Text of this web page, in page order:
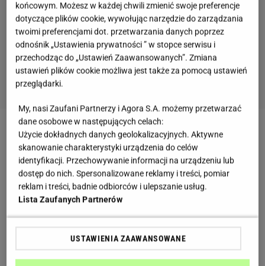
Quiz. Te aktorki znane są na całym świecie.
Kojarzysz ich nazwiska?
Wybraliśmy kadry z 15 polskich filmów.
Rozpoznasz tytuły tych produkcji?
Dzisiejszy copiątkowy quiz wiedzy nie zostawi na
tobie suchej nitki!
końcowym. Możesz w każdej chwili zmienić swoje preferencje
dotyczące plików cookie, wywołując narzędzie do zarządzania
twoimi preferencjami dot. przetwarzania danych poprzez
odnośnik „Ustawienia prywatności ” w stopce serwisu i
przechodząc do „Ustawień Zaawansowanych”. Zmiana
ustawień plików cookie możliwa jest także za pomocą ustawień
przeglądarki.
My, nasi Zaufani Partnerzy i Agora S.A. możemy przetwarzać
dane osobowe w następujących celach:
Użycie dokładnych danych geolokalizacyjnych. Aktywne
skanowanie charakterystyki urządzenia do celów
identyfikacji. Przechowywanie informacji na urządzeniu lub
dostęp do nich. Spersonalizowane reklamy i treści, pomiar
reklam i treści, badnie odbiorców i ulepszanie usług.
Lista Zaufanych Partnerów
USTAWIENIA ZAAWANSOWANE